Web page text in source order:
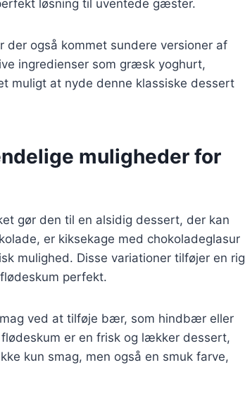
løsning til uventede gæster.
også kommet sundere versioner af
ingredienser som græsk yoghurt,
muligt at nyde denne klassiske dessert
muligheder for
gør den til en alsidig dessert, der kan
er kiksekage med chokoladeglasur
mulighed. Disse variationer tilføjer en rig
perfekt.
ved at tilføje bær, som hindbær eller
er en frisk og lækker dessert,
kun smag, men også en smuk farve,